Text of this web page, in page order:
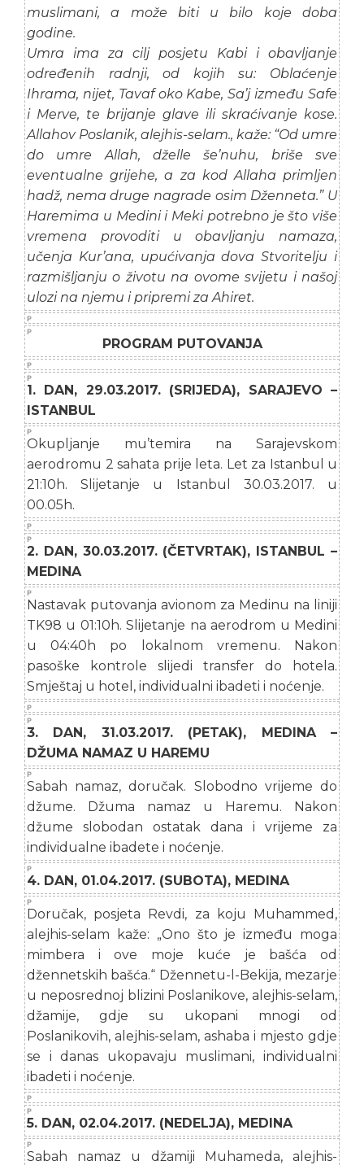
muslimani, a može biti u bilo koje doba
godine.
Umra ima za cilj posjetu Kabi i obavljanje
određenih radnji, od kojih su: Oblaćenje
Ihrama, nijet, Tavaf oko Kabe, Sa’j između Safe
i Merve, te brijanje glave ili skraćivanje kose.
Allahov Poslanik, alejhis-selam., kaže: “Od umre
do umre Allah, dželle še’nuhu, briše sve
eventualne grijehe, a za kod Allaha primljen
hadž, nema druge nagrade osim Dženneta.” U
Haremima u Medini i Meki potrebno je što više
vremena provoditi u obavljanju namaza,
učenja Kur’ana, upućivanja dova Stvoritelju i
razmišljanju o životu na ovome svijetu i našoj
ulozi na njemu i pripremi za Ahiret.
PROGRAM PUTOVANJA
1. DAN, 29.03.2017. (SRIJEDA), SARAJEVO –
ISTANBUL
Okupljanje mu’temira na Sarajevskom
aerodromu 2 sahata prije leta. Let za Istanbul u
21:10h. Slijetanje u Istanbul 30.03.2017. u
00.05h.
2. DAN, 30.03.2017. (ČETVRTAK), ISTANBUL –
MEDINA
Nastavak putovanja avionom za Medinu na liniji
TK98 u 01:10h. Slijetanje na aerodrom u Medini
u 04:40h po lokalnom vremenu. Nakon
pasoške kontrole slijedi transfer do hotela.
Smještaj u hotel, individualni ibadeti i noćenje.
3. DAN, 31.03.2017. (PETAK), MEDINA –
DŽUMA NAMAZ U HAREMU
Sabah namaz, doručak. Slobodno vrijeme do
džume. Džuma namaz u Haremu. Nakon
džume slobodan ostatak dana i vrijeme za
individualne ibadete i noćenje.
4. DAN, 01.04.2017. (SUBOTA), MEDINA
Doručak, posjeta Revdi, za koju Muhammed,
alejhis-selam kaže: „Ono što je između moga
mimbera i ove moje kuće je bašća od
džennetskih bašća.“ Džennetu-l-Bekija, mezarje
u neposrednoj blizini Poslanikove, alejhis-selam,
džamije, gdje su ukopani mnogi od
Poslanikovih, alejhis-selam, ashaba i mjesto gdje
se i danas ukopavaju muslimani, individualni
ibadeti i noćenje.
5. DAN, 02.04.2017. (NEDELJA), MEDINA
Sabah namaz u džamiji Muhameda, alejhis-